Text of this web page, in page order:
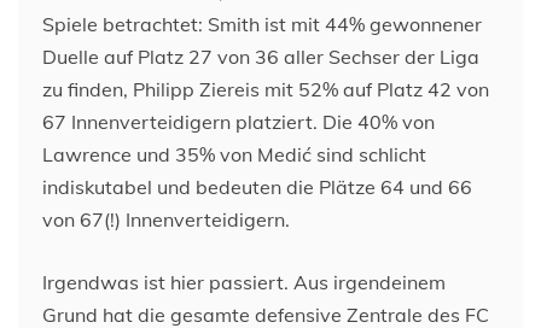
Spiele betrachtet: Smith ist mit 44% gewonnener
Duelle auf Platz 27 von 36 aller Sechser der Liga
zu finden, Philipp Ziereis mit 52% auf Platz 42 von
67 Innenverteidigern platziert. Die 40% von
Lawrence und 35% von Medić sind schlicht
indiskutabel und bedeuten die Plätze 64 und 66
von 67(!) Innenverteidigern.
Irgendwas ist hier passiert. Aus irgendeinem
Grund hat die gesamte defensive Zentrale des FC